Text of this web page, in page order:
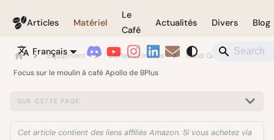
Coffeegeek
Articles Matériel
Le
Café
Actualités Divers Blog
Français
Equipment Coffee Grinders
Hand Grinders
Focus sur le moulin à café Apollo de BPlus
SUR CETTE PAGE
Cet article contient des liens affiliés Amazon. Si vous achetez via